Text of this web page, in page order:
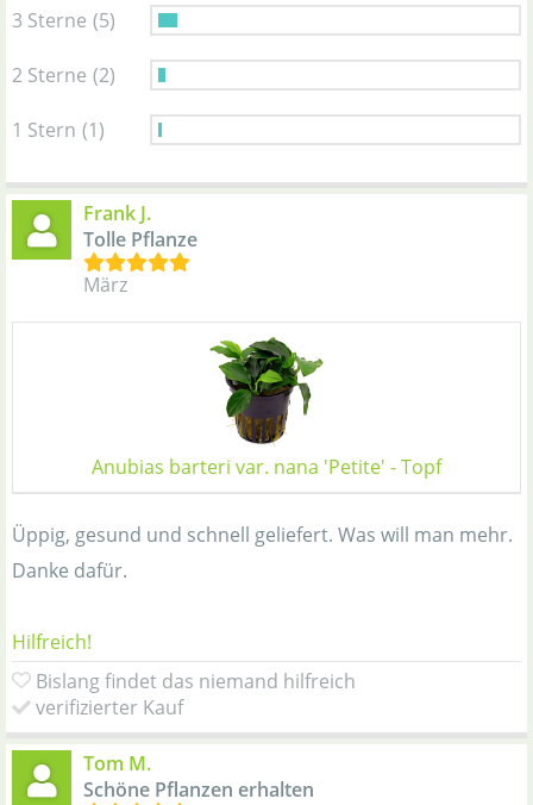
3 Sterne (5)
2 Sterne (2)
1 Stern (1)
Frank J.
Tolle Pflanze
März
Anubias barteri var. nana 'Petite' - Topf
Üppig, gesund und schnell geliefert. Was will man mehr.
Danke dafür.
Hilfreich!
Bislang findet das niemand hilfreich
verifizierter Kauf
Tom M.
Schöne Pflanzen erhalten